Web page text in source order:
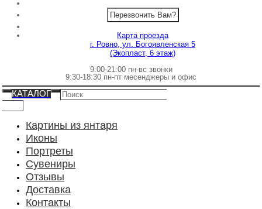
Перезвонить Вам?
Карта проезда
г. Ровно, ул. Богоявленская 5
(Экопласт, 6 этаж)
9:00-21:00 пн-вс звонки
9:30-18:30 пн-пт месенджеры и офис
КАТАЛОГ
Картины из янтаря
Иконы
Портреты
Сувениры
Отзывы
Доставка
Контакты